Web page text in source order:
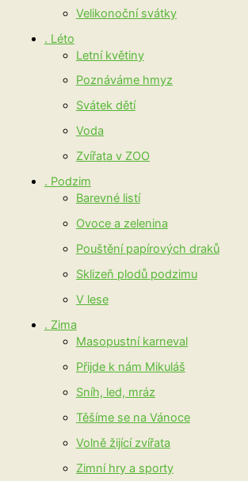
Velikonoční svátky
. Léto
Letní květiny
Poznáváme hmyz
Svátek dětí
Voda
Zvířata v ZOO
. Podzim
Barevné listí
Ovoce a zelenina
Pouštění papírových draků
Sklizeň plodů podzimu
V lese
. Zima
Masopustní karneval
Přijde k nám Mikuláš
Sníh, led, mráz
Těšíme se na Vánoce
Volně žijící zvířata
Zimní hry a sporty